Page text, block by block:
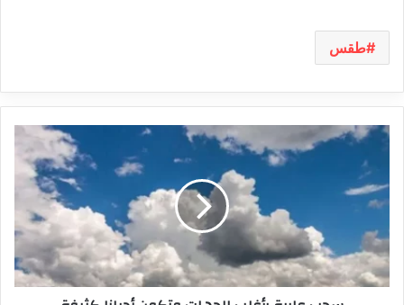
طقس
سحب
بأغلب
الجهات
وتكون
أحيانا
كثيفة